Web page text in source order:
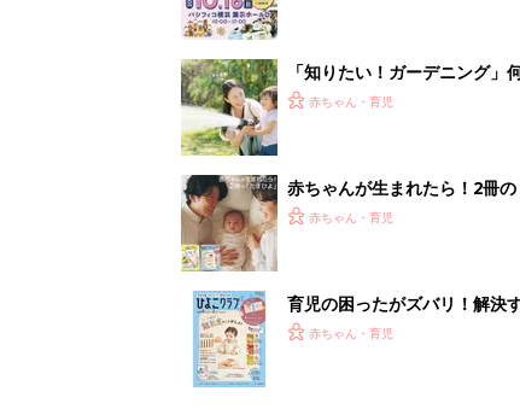
「知りたい！ガーデニング」
赤ちゃん・育児
赤ちゃんが生まれたら！2冊の
赤ちゃん・育児
育児の困ったがズバリ！解決
つ情報がいっぱい！
赤ちゃん・育児